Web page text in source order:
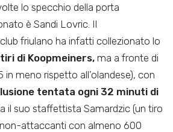
lo specchio della porta
è Sandi Lovric. Il
friulano ha infatti collezionato lo
di Koopmeiners, ma a fronte di
in meno rispetto all’olandese), con
tentata ogni 32 minuti di
il suo staffettista Samardzic (un tiro
attaccanti con almeno 600